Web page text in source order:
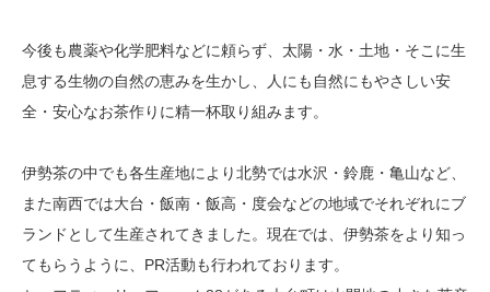
今後も農薬や化学肥料などに頼らず、太陽・水・土地・そこに生
息する生物の自然の恵みを生かし、人にも自然にもやさしい安
全・安心なお茶作りに精一杯取り組みます。
伊勢茶の中でも各生産地により北勢では水沢・鈴鹿・亀山など、
また南西では大台・飯南・飯高・度会などの地域でそれぞれにブ
ランドとして生産されてきました。現在では、伊勢茶をより知っ
てもらうように、PR活動も行われております。